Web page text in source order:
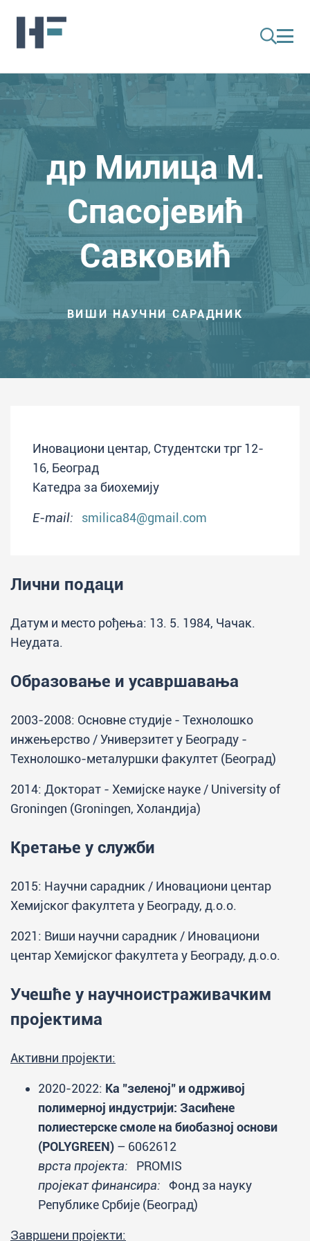
др Милица М.
Спасојевић
Савковић
ВИШИ НАУЧНИ САРАДНИК
Иновациони центар, Студентски трг 12-
16, Београд
Катедра за биохемију
E-mail: smilica84@gmail.com
Лични подаци
Датум и место рођења: 13. 5. 1984, Чачак.
Неудата.
Образовање и усавршавања
2003-2008: Основне студије - Технолошко
инжењерство / Универзитет у Београду -
Технолошко-металуршки факултет (Београд)
2014: Докторат - Хемијске науке / University of
Groningen (Groningen, Холандија)
Кретање у служби
2015: Научни сарадник / Иновациони центар
Хемијског факултета у Београду, д.о.о.
2021: Виши научни сарадник / Иновациони
центар Хемијског факултета у Београду, д.о.о.
Учешће у научноистраживачким
пројектима
Активни пројекти:
2020-2022: Ка "зеленој" и одрживој
полимерној индустрији: Засићене
полиестерске смоле на биобазној основи
(POLYGREEN) – 6062612
врста пројекта: PROMIS
пројекат финансира: Фонд за науку
Републике Србије (Београд)
Завршени пројекти: